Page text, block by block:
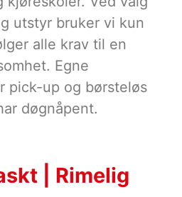
utstyr bruker vi kun
alle krav til en
Egne
pick-up og børsteløs
døgnåpent.
| Rimelig